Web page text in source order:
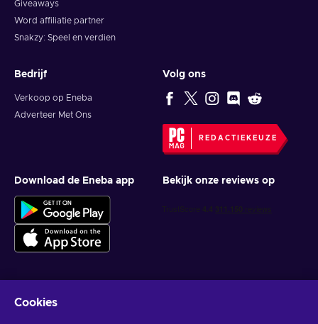
Giveaways
Word affiliatie partner
Snakzy: Speel en verdien
Bedrijf
Verkoop op Eneba
Adverteer Met Ons
Volg ons
REDACTIEKEUZE
Download de Eneba app Bekijk onze reviews op
Krijg gepersonaliseerde gameaanbiedingen
Cookies